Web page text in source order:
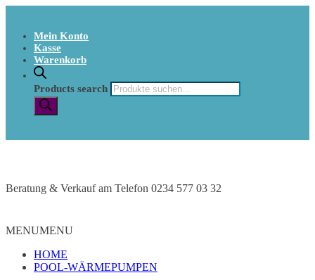
Mein Konto
Kasse
Warenkorb
Products search
Beratung & Verkauf am Telefon 0234 577 03 32
MENUMENU
HOME
POOL-WÄRMEPUMPEN